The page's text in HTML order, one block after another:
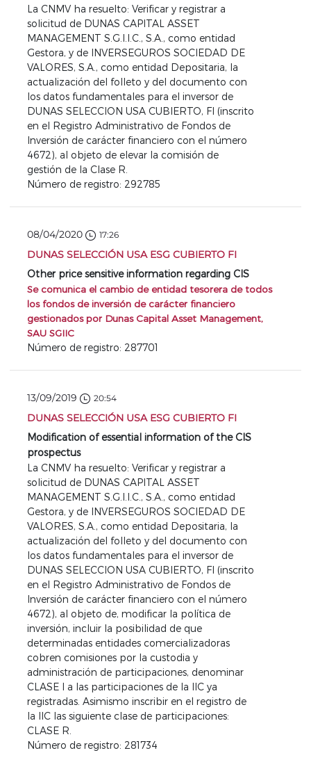
La CNMV ha resuelto: Verificar y registrar a
solicitud de DUNAS CAPITAL ASSET
MANAGEMENT S.G.I.I.C., S.A., como entidad
Gestora, y de INVERSEGUROS SOCIEDAD DE
VALORES, S.A., como entidad Depositaria, la
actualización del folleto y del documento con
los datos fundamentales para el inversor de
DUNAS SELECCION USA CUBIERTO, FI (inscrito
en el Registro Administrativo de Fondos de
Inversión de carácter financiero con el número
4672), al objeto de elevar la comisión de
gestión de la Clase R.
Número de registro: 292785
08/04/2020 17:26
DUNAS SELECCIÓN USA ESG CUBIERTO FI
Other price sensitive information regarding CIS
Se comunica el cambio de entidad tesorera de todos
los fondos de inversión de carácter financiero
gestionados por Dunas Capital Asset Management,
SAU SGIIC
Número de registro: 287701
13/09/2019 20:54
DUNAS SELECCIÓN USA ESG CUBIERTO FI
Modification of essential information of the CIS
prospectus
La CNMV ha resuelto: Verificar y registrar a
solicitud de DUNAS CAPITAL ASSET
MANAGEMENT S.G.I.I.C., S.A., como entidad
Gestora, y de INVERSEGUROS SOCIEDAD DE
VALORES, S.A., como entidad Depositaria, la
actualización del folleto y del documento con
los datos fundamentales para el inversor de
DUNAS SELECCION USA CUBIERTO, FI (inscrito
en el Registro Administrativo de Fondos de
Inversión de carácter financiero con el número
4672), al objeto de, modificar la política de
inversión, incluir la posibilidad de que
determinadas entidades comercializadoras
cobren comisiones por la custodia y
administración de participaciones, denominar
CLASE I a las participaciones de la IIC ya
registradas. Asimismo inscribir en el registro de
la IIC las siguiente clase de participaciones:
CLASE R.
Número de registro: 281734